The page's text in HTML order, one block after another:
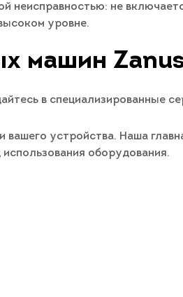
неисправностью: не
уровне.
машин
в специализированные
устройства. Наша
оборудования.